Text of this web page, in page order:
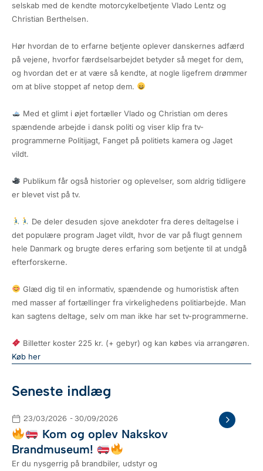
selskab med de kendte motorcykelbetjente Vlado Lentz og
Christian Berthelsen.
Hør hvordan de to erfarne betjente oplever danskernes adfærd
på vejene, hvorfor færdselsarbejdet betyder så meget for dem,
og hvordan det er at være så kendte, at nogle ligefrem drømmer
om at blive stoppet af netop dem.
Med et glimt i øjet fortæller Vlado og Christian om deres
spændende arbejde i dansk politi og viser klip fra tv-
programmerne Politijagt, Fanget på politiets kamera og Jaget
vildt.
Publikum får også historier og oplevelser, som aldrig tidligere
er blevet vist på tv.
De deler desuden sjove anekdoter fra deres deltagelse i
det populære program Jaget vildt, hvor de var på flugt gennem
hele Danmark og brugte deres erfaring som betjente til at undgå
efterforskerne.
Glæd dig til en informativ, spændende og humoristisk aften
med masser af fortællinger fra virkelighedens politiarbejde. Man
kan sagtens deltage, selv om man ikke har set tv-programmerne.
Billetter koster 225 kr. (+ gebyr) og kan købes via arrangøren.
Køb her
Seneste indlæg
23/03/2026 - 30/09/2026
Kom og oplev Nakskov
Brandmuseum!
Er du nysgerrig på brandbiler, udstyr og